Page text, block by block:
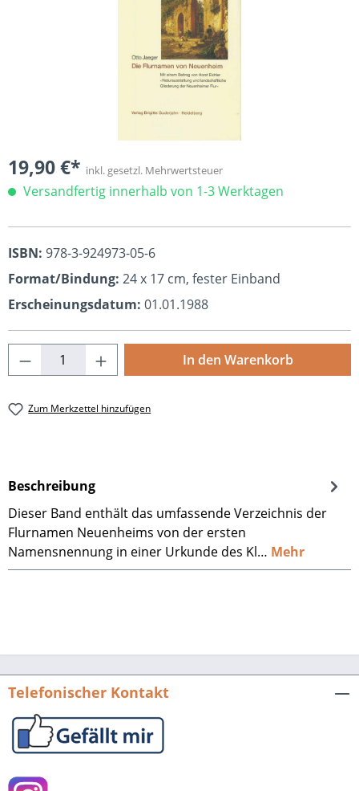
19,90 €* inkl. gesetzl. Mehrwertsteuer
Versandfertig innerhalb von 1-3 Werktagen
ISBN: 978-3-924973-05-6
Format/Bindung: 24 x 17 cm, fester Einband
Erscheinungsdatum: 01.01.1988
Produkt Anzahl: Gib den gewünschten
In den Warenkorb
Zum Merkzettel hinzufügen
Beschreibung
Dieser Band enthält das umfassende Verzeichnis der
Flurnamen Neuenheims von der ersten
Namensnennung in einer Urkunde des Kl… Mehr
Telefonischer Kontakt